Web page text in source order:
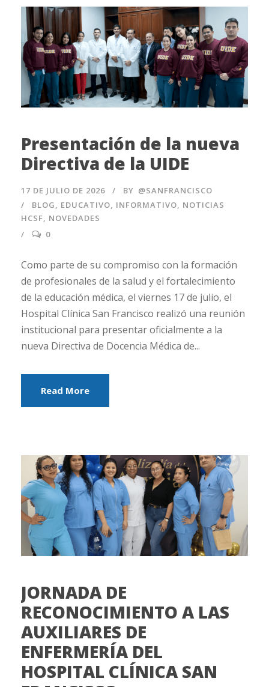
Presentación de la nueva
Directiva de la UIDE
17 DE JULIO DE 2026 BY @SANFRANCISCO
BLOG, EDUCATIVO, INFORMATIVO, NOTICIAS
HCSF, NOVEDADES
0
Como parte de su compromiso con la formación
de profesionales de la salud y el fortalecimiento
de la educación médica, el viernes 17 de julio, el
Hospital Clínica San Francisco realizó una reunión
institucional para presentar oficialmente a la
nueva Directiva de Docencia Médica de...
Read More
JORNADA DE
RECONOCIMIENTO A LAS
AUXILIARES DE
ENFERMERÍA DEL
HOSPITAL CLÍNICA SAN